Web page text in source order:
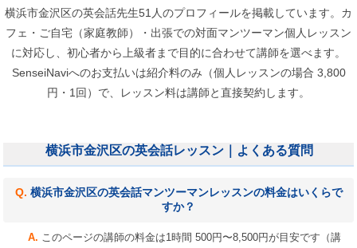
横浜市金沢区の英会話先生51人のプロフィールを掲載しています。カ
フェ・ご自宅（家庭教師）・出張での対面マンツーマン個人レッスン
に対応し、初心者から上級者まで目的に合わせて講師を選べます。
SenseiNaviへのお支払いは紹介料のみ（個人レッスンの場合 3,800
円・1回）で、レッスン料は講師と直接契約します。
横浜市金沢区の英会話レッスン｜よくある質問
横浜市金沢区の英会話マンツーマンレッスンの料金はいくらで
すか？
このページの講師の料金は1時間 500円〜8,500円が目安です（講